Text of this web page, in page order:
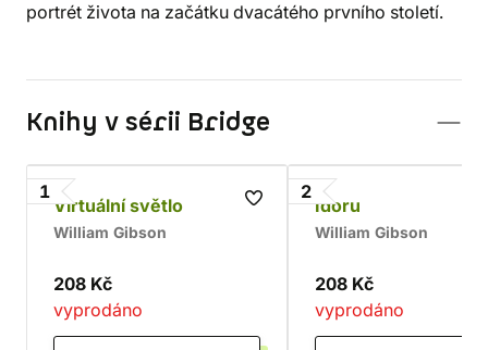
portrét života na začátku dvacátého prvního století.
Knihy v sérii Bridge
1
Virtuální světlo
William Gibson
208 Kč
vyprodáno
2
Idoru
William Gibson
208 Kč
vyprodáno